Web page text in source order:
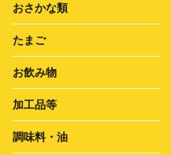
おさかな類
たまご
お飲み物
加工品等
調味料・油